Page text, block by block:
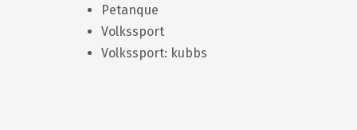
Petanque
Volkssport
Volkssport: kubbs